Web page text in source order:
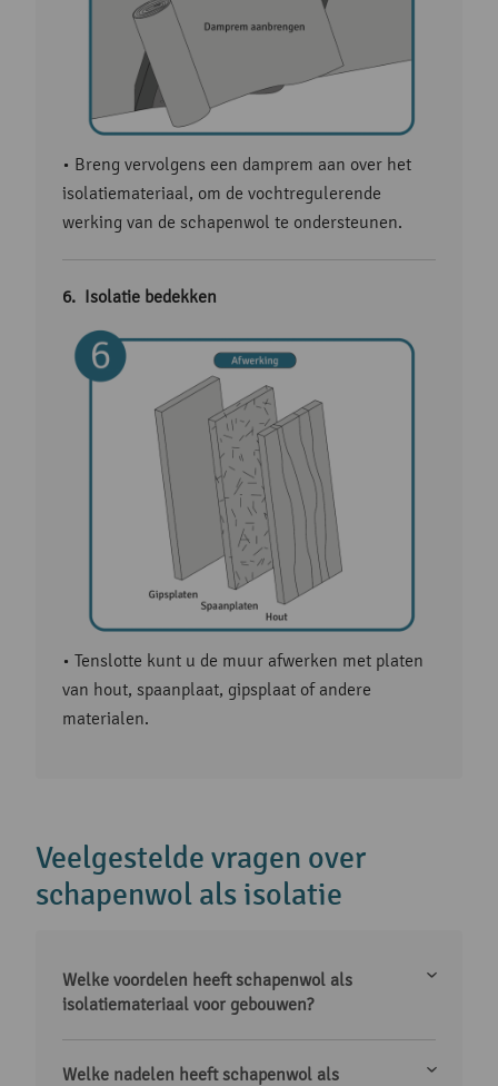
• Breng vervolgens een damprem aan over het
isolatiemateriaal, om de vochtregulerende
werking van de schapenwol te ondersteunen.
Isolatie bedekken
• Tenslotte kunt u de muur afwerken met platen
van hout, spaanplaat, gipsplaat of andere
materialen.
Veelgestelde vragen over
schapenwol als isolatie
Welke voordelen heeft schapenwol als
isolatiemateriaal voor gebouwen?
Welke nadelen heeft schapenwol als